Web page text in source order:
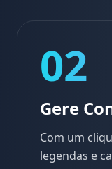
02
Gere
Com um
legendas e